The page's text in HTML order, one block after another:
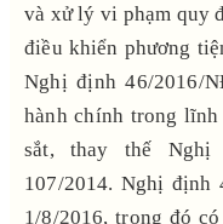
và xử lý vi phạm quy
điều khiển phương
Nghị định 46/2016/
hành chính trong
sắt, thay thế Nghị
107/2014. Nghị định
1/8/2016, trong đó